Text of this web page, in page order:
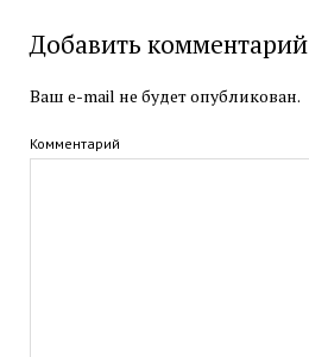
Добавить комментарий
Ваш e-mail не будет опубликован.
Комментарий